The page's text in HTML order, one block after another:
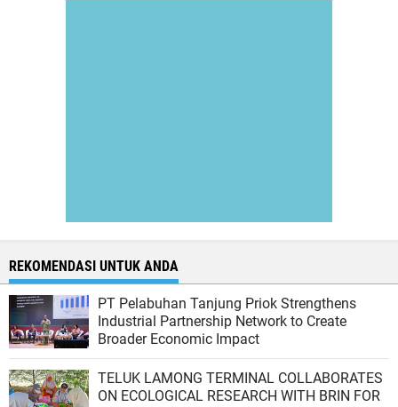
REKOMENDASI UNTUK ANDA
PT Pelabuhan Tanjung Priok Strengthens
Industrial Partnership Network to Create
Broader Economic Impact
TELUK LAMONG TERMINAL COLLABORATES
ON ECOLOGICAL RESEARCH WITH BRIN FOR